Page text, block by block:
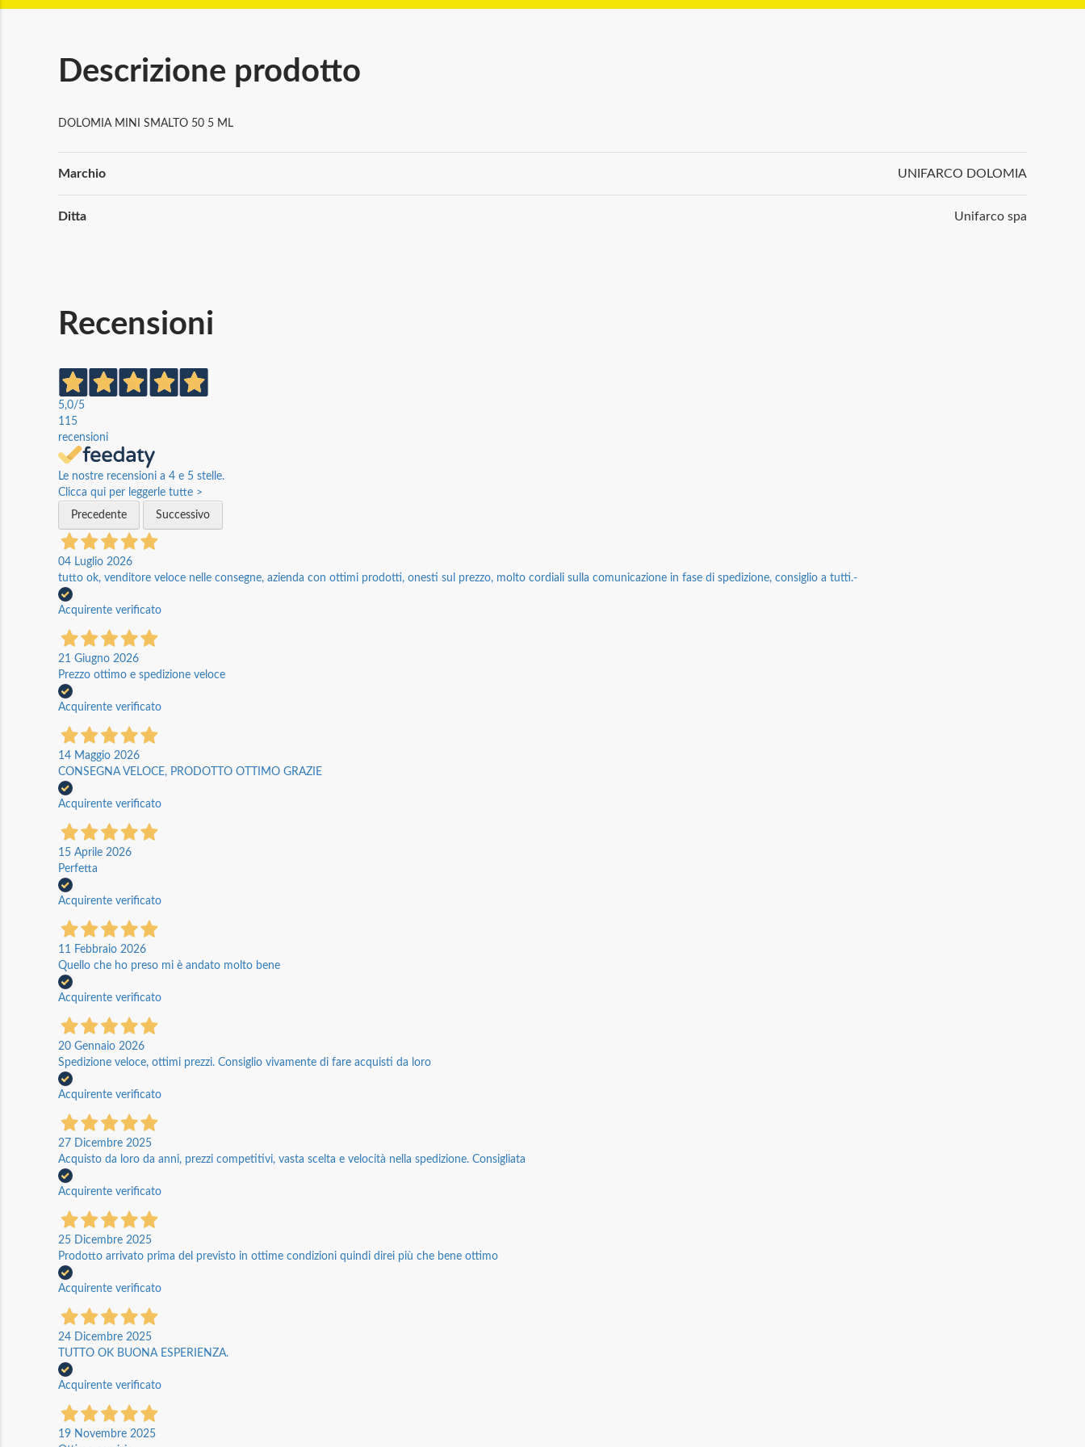
Descrizione prodotto
DOLOMIA MINI SMALTO 50 5 ML
Informazioni
Marchio UNIFARCO DOLOMIA
Ditta Unifarco spa
Recensioni
5,0/5
115
recensioni
Le nostre recensioni a 4 e 5 stelle.
Clicca qui per leggerle tutte >
Precedente
Successivo
04 Luglio 2026
tutto ok, venditore veloce nelle consegne, azienda con ottimi prodotti, onesti sul prezzo, molto cordiali sulla comunicazione in fase di spedizione, consiglio a tutti.-
Acquirente verificato
21 Giugno 2026
Prezzo ottimo e spedizione veloce
Acquirente verificato
14 Maggio 2026
CONSEGNA VELOCE, PRODOTTO OTTIMO GRAZIE
Acquirente verificato
15 Aprile 2026
Perfetta
Acquirente verificato
11 Febbraio 2026
Quello che ho preso mi è andato molto bene
Acquirente verificato
20 Gennaio 2026
Spedizione veloce, ottimi prezzi. Consiglio vivamente di fare acquisti da loro
Acquirente verificato
27 Dicembre 2025
Acquisto da loro da anni, prezzi competitivi, vasta scelta e velocità nella spedizione. Consigliata
Acquirente verificato
25 Dicembre 2025
Prodotto arrivato prima del previsto in ottime condizioni quindi direi più che bene ottimo
Acquirente verificato
24 Dicembre 2025
TUTTO OK BUONA ESPERIENZA.
Acquirente verificato
19 Novembre 2025